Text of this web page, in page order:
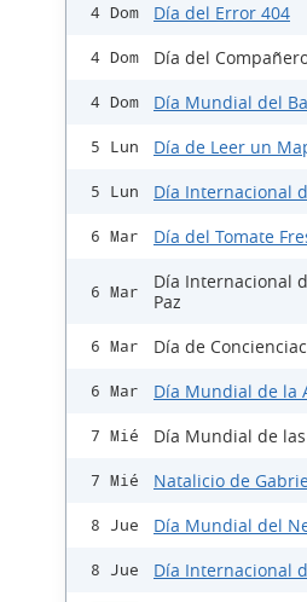
4 Dom Día del Error 404
4 Dom Día del
4 Dom Día Mundial del
5 Lun Día de Leer un
5 Lun Día Internacional
6 Mar Día del Tomate
6 Mar
Día Internacional
Paz
6 Mar Día de
6 Mar Día Mundial de la
7 Mié Día Mundial de
7 Mié Natalicio de
8 Jue Día Mundial del
8 Jue Día Internacional